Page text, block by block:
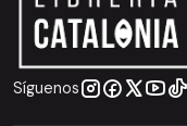
Síguenos